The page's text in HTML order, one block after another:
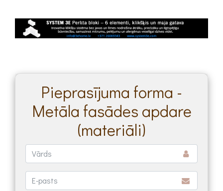
Pieprasījuma forma -
Metāla fasādes apdare
(materiāli)